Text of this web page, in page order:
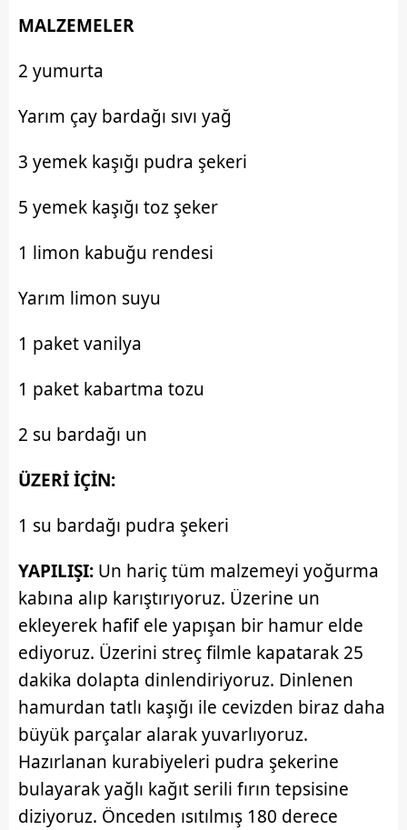
MALZEMELER
2 yumurta
Yarım çay bardağı sıvı yağ
3 yemek kaşığı pudra şekeri
5 yemek kaşığı toz şeker
1 limon kabuğu rendesi
Yarım limon suyu
1 paket vanilya
1 paket kabartma tozu
2 su bardağı un
ÜZERİ İÇİN:
1 su bardağı pudra şekeri
YAPILIŞI: Un hariç tüm malzemeyi yoğurma
kabına alıp karıştırıyoruz. Üzerine un
ekleyerek hafif ele yapışan bir hamur elde
ediyoruz. Üzerini streç filmle kapatarak 25
dakika dolapta dinlendiriyoruz. Dinlenen
hamurdan tatlı kaşığı ile cevizden biraz daha
büyük parçalar alarak yuvarlıyoruz.
Hazırlanan kurabiyeleri pudra şekerine
bulayarak yağlı kağıt serili fırın tepsisine
diziyoruz. Önceden ısıtılmış 180 derece